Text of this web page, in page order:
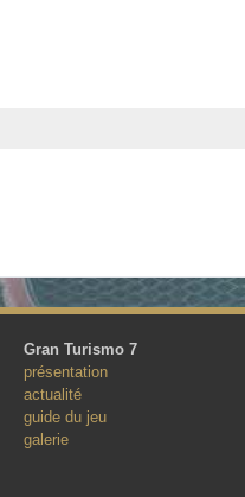
Gran Turismo 7
présentation
actualité
guide du jeu
galerie